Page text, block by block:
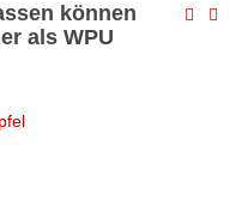
können
als WPU